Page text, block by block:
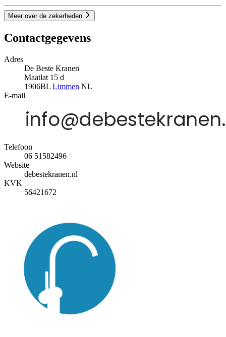
Meer over de zekerheden
Contactgegevens
Adres
De Beste Kranen
Maatlat 15 d
1906BL Limmen NL
E-mail
Telefoon
06 51582496
Website
debestekranen.nl
KVK
56421672